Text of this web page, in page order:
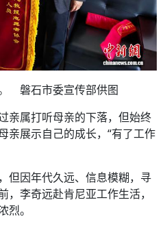
磐石市委宣传部供图
亲属打听母亲的下落，但始终
亲展示自己的成长，“有了工作
但因年代久远、信息模糊，寻
，李奇远赴肯尼亚工作生活，
烈。